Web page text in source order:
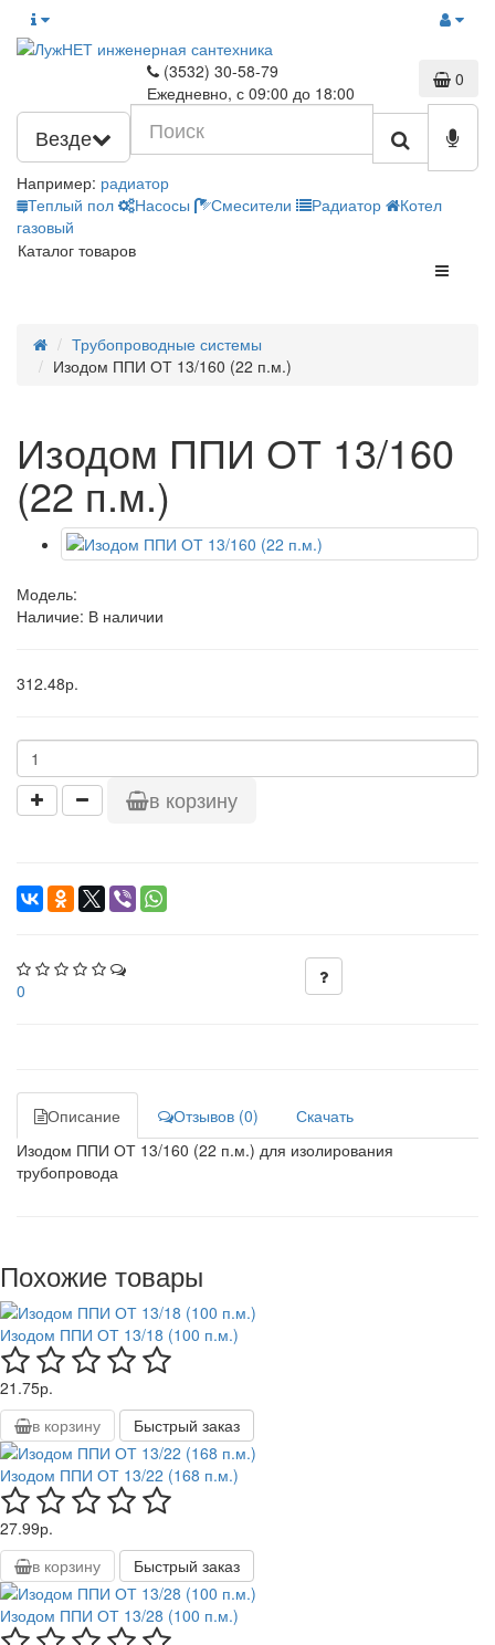
(3532) 30-58-79
Ежедневно, с 09:00 до 18:00
0
Везде
Например: радиатор
Теплый пол
Насосы Смесители Радиатор
Котел
газовый
Каталог товаров
Трубопроводные системы
Изодом ППИ ОТ 13/160 (22 п.м.)
Изодом ППИ ОТ 13/160
(22 п.м.)
Модель:
Наличие: В наличии
312.48р.
в корзину
0
Описание Отзывов (0)
Скачать
Изодом ППИ ОТ 13/160 (22 п.м.) для изолирования
трубопровода
Похожие товары
Изодом ППИ ОТ 13/18 (100 п.м.)
21.75р.
в корзину
Быстрый заказ
Изодом ППИ ОТ 13/22 (168 п.м.)
27.99р.
в корзину
Быстрый заказ
Изодом ППИ ОТ 13/28 (100 п.м.)